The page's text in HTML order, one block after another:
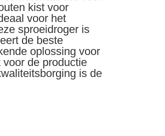
kist voor
voor het
sproeidroger is
de beste
oplossing voor
de productie
is de